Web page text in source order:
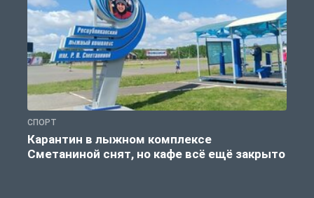
СПОРТ
Карантин в лыжном комплексе
Сметаниной снят, но кафе всё ещё закрыто